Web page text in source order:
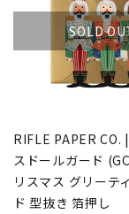
SOLD
RIFLE PAPER CO.
スドールガード
リスマス グリーテ
ド 型抜き 箔押し